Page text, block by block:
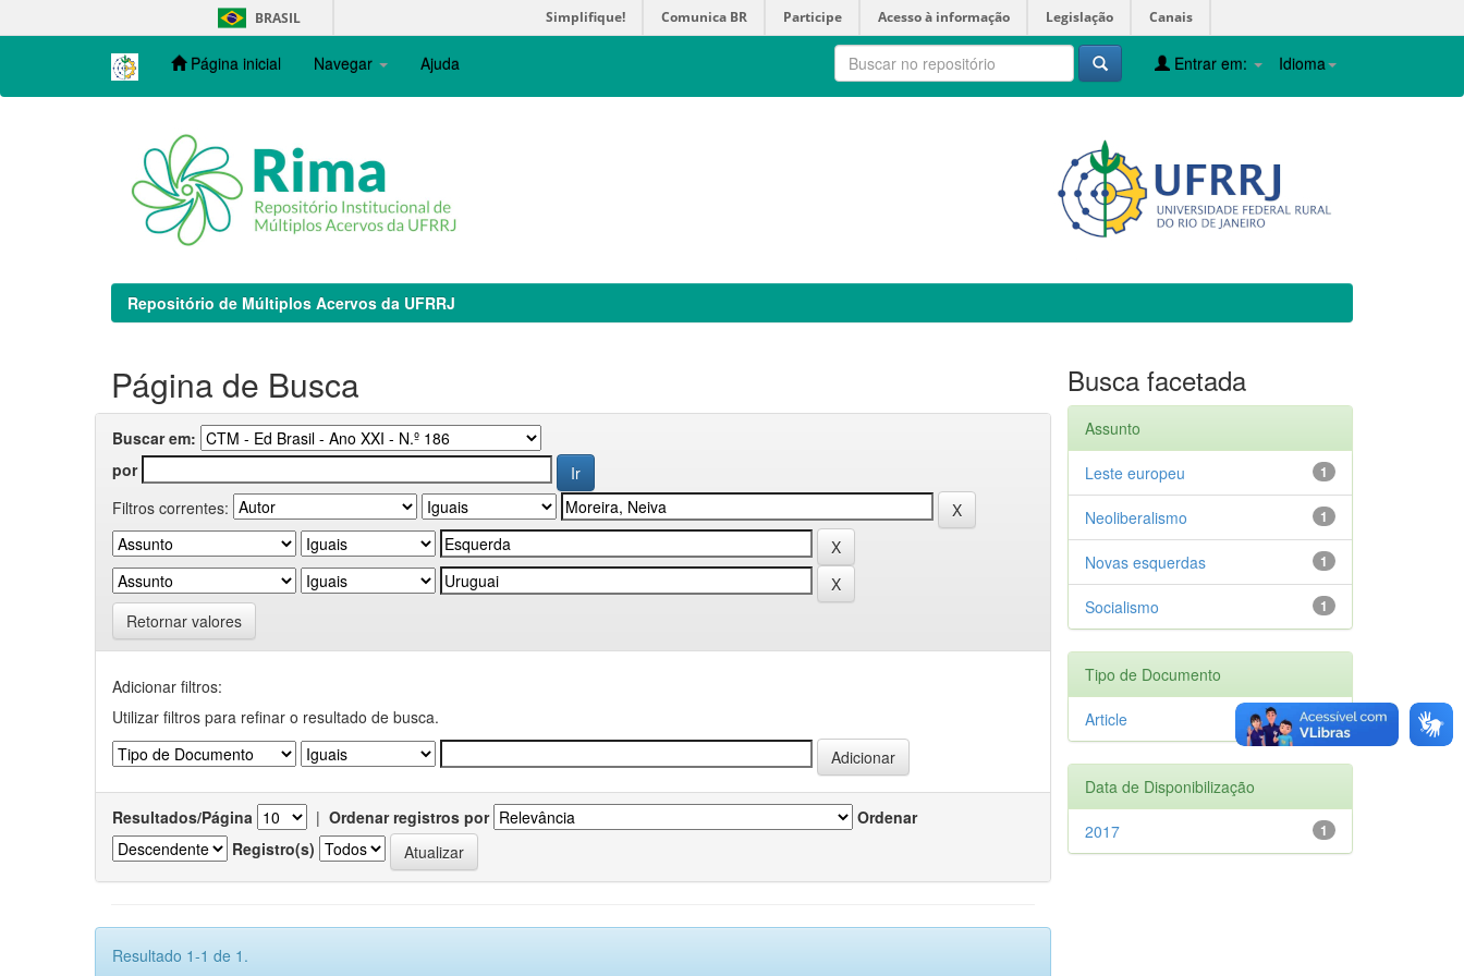
navigation
BRASIL Simplifique! Comunica BR Participe Acesso à informação Legislação Canais
Página inicial Navegar Ajuda Idioma
Entrar em:
Repositório de Múltiplos Acervos da UFRRJ
Página de Busca
Buscar em:
por
Filtros correntes:
Retornar valores
Adicionar filtros:
Utilizar filtros para refinar o resultado de busca.
Resultados/Página | Ordenar registros por
Ordenar
Registro(s)
Resultado 1-1 de 1.
Busca facetada
Assunto
1
Leste europeu
1
Neoliberalismo
1
Novas esquerdas
1
Socialismo
Tipo de Documento
1
Article
Data de Disponibilização
1
2017